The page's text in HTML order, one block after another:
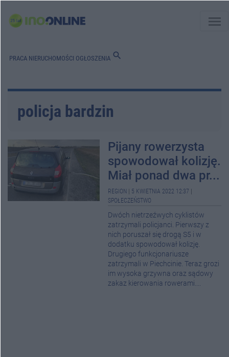
menu
PRACA NIERUCHOMOŚCI OGŁOSZENIA search
policja bardzin
Pijany rowerzysta
spowodował kolizję.
Miał ponad dwa pr...
REGION 5 KWIETNIA 2022 12:37
SPOŁECZEŃSTWO
Dwóch nietrzeźwych cyklistów
zatrzymali policjanci. Pierwszy z
nich poruszał się drogą S5 i w
dodatku spowodował kolizję.
Drugiego funkcjonariusze
zatrzymali w Piechcinie. Teraz grozi
im wysoka grzywna oraz sądowy
zakaz kierowania rowerami....